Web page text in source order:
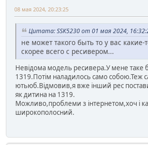
08 мая 2024, 20:23:25
Цитата: SSK5230 от 01 мая 2024,
не может такого быть то у вас
скорее всего с ресивером...
Невідома модель ресивера.У мене таке
1319.Потім наладилось само собою.Теж
ютьюб.Відмовив,я вже інший рес
як дитина на 1319.
Можливо,проблеми з інтернетом,хоч і
широкополосний.